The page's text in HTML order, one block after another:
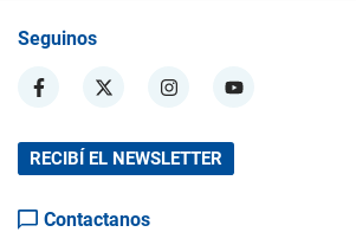
Seguinos
RECIBÍ EL NEWSLETTER
Contactanos